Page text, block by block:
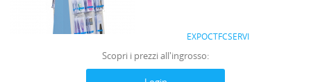
EXPOCTFCSERVI
Scopri i prezzi all'ingrosso: